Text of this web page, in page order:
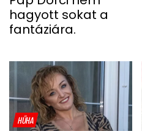
hagyott sokat a
fantáziára.
HŰHA